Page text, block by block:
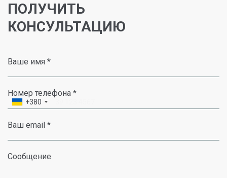
ПОЛУЧИТЬ
КОНСУЛЬТАЦИЮ
Ваше имя *
+380
Номер телефона *
Ваш email *
Сообщение